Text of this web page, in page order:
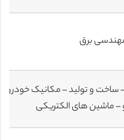
برق
و تولید – مکانیک خودرو –
ماشین های الکتریکی